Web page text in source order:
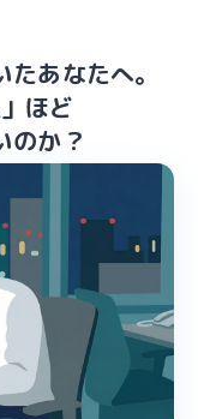
あなたへ。
ほど
のか？